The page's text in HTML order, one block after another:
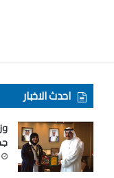
احدث الاخبار